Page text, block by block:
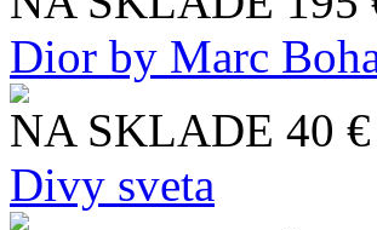
Dior by Marc
NA SKLADE 40 €
Divy sveta